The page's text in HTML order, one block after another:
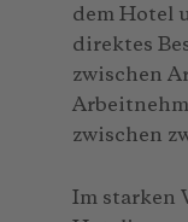
dem Hotel
direktes
zwischen
zwischen
Im starken